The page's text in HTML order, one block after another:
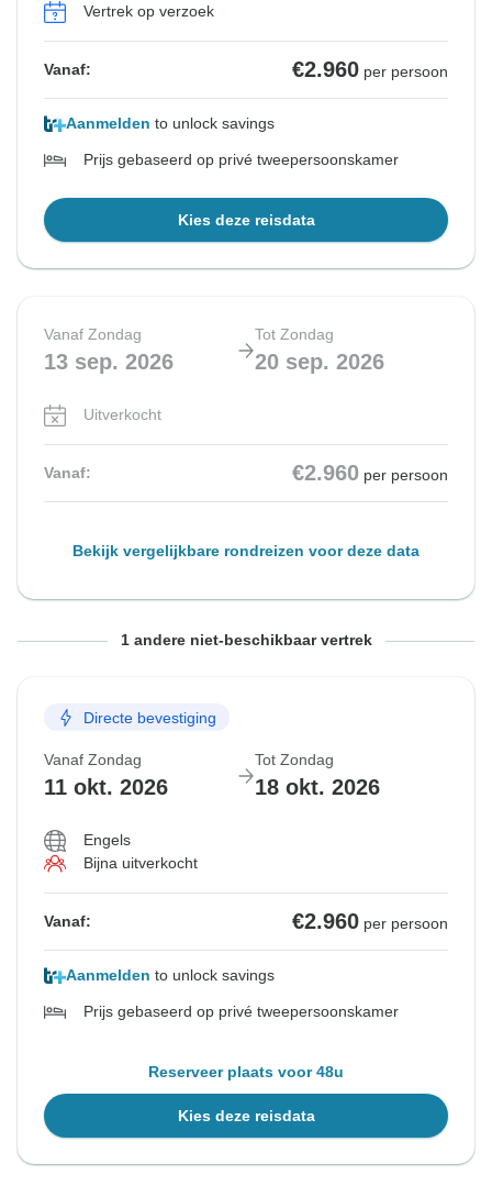
Vertrek op verzoek
Vanaf: €2.960 per persoon
Aanmelden to unlock savings
Prijs gebaseerd op privé tweepersoonskamer
Kies deze reisdata
Vanaf Zondag
13 sep. 2026
Tot Zondag
20 sep. 2026
Uitverkocht
Vanaf: €2.960 per persoon
Bekijk vergelijkbare rondreizen voor deze data
Vanaf Zondag Tot Zondag
Uitverkocht
Vanaf: €2.960
Bekijk vergelijkbare rondreizen voor deze data
1 andere niet-beschikbaar vertrek
Directe bevestiging
Vanaf Zondag
11 okt. 2026
Tot Zondag
18 okt. 2026
Engels
Bijna uitverkocht
Vanaf: €2.960 per persoon
Aanmelden to unlock savings
Prijs gebaseerd op privé tweepersoonskamer
Reserveer plaats voor 48u
Kies deze reisdata